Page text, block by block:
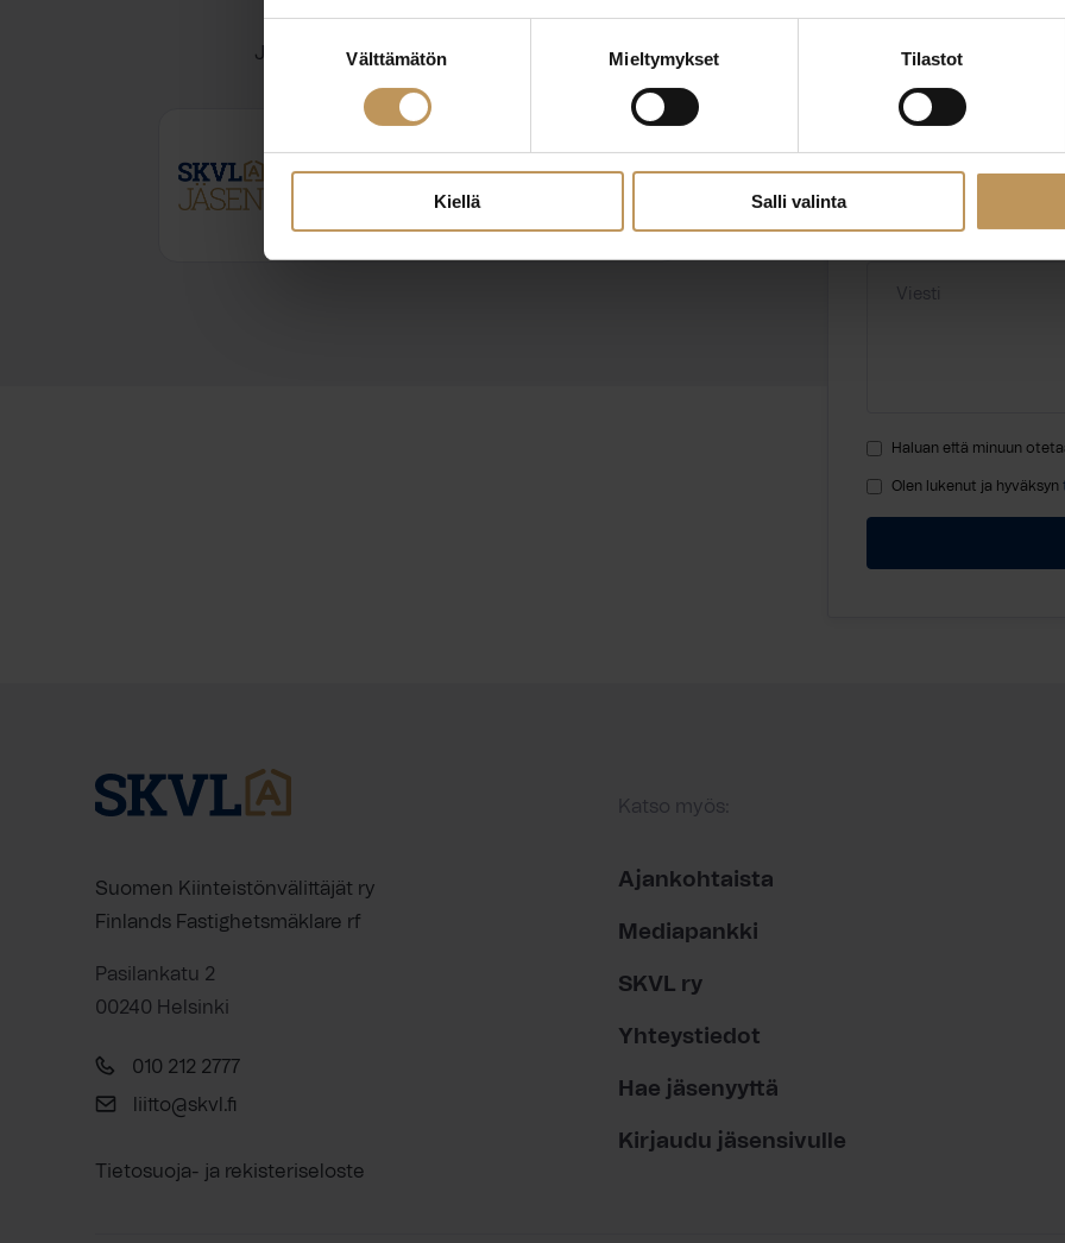
valinta
Välttämätön Mieltymykset Tilastot
Kiellä Salli valinta
Jätä yhteystietosi, niin otan yhteyttä
tuomas@neliotliikkuu.fi
*
Haluan että minuun
Olen lukenut ja hyväksyn
Suomen Kiinteistönvälittäjät ry
Finlands Fastighetsmäklare rf
Pasilankatu 2
00240 Helsinki
010 212 2777
liitto@skvl.fi
Tietosuoja- ja rekisteriseloste
Katso myös:
Ajankohtaista
Mediapankki
SKVL ry
Yhteystiedot
Hae jäsenyyttä
Kirjaudu jäsensivulle